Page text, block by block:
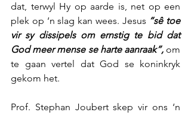
dat, terwyl Hy op aarde is, net op een
plek op ‘n slag kan wees. Jesus “sê toe
vir sy dissipels om ernstig te bid dat
God meer mense se harte aanraak”, om
te gaan vertel dat God se koninkryk
gekom het.
Prof. Stephan Joubert skep vir ons ‘n